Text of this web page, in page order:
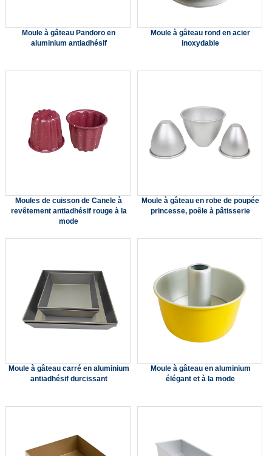
Moule à gâteau Pandoro en
aluminium antiadhésif
Moule à gâteau rond en acier
inoxydable
Moules de cuisson de Canele à
revêtement antiadhésif rouge à la
mode
Moule à gâteau en robe de poupée
princesse, poêle à pâtisserie
Moule à gâteau carré en aluminium
antiadhésif durcissant
Moule à gâteau en aluminium
élégant et à la mode